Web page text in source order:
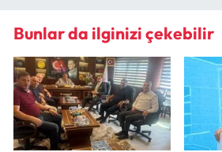
Bunlar da ilginizi çekebilir